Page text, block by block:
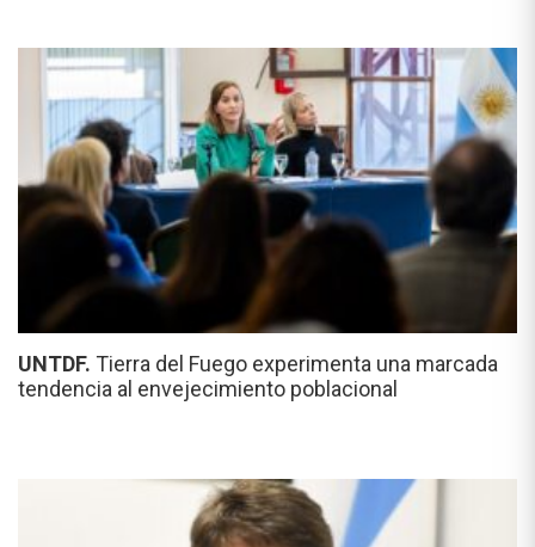
UNTDF. Tierra del Fuego experimenta una marcada
tendencia al envejecimiento poblacional